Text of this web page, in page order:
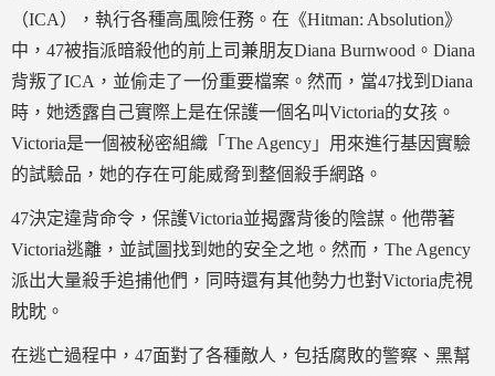
（ICA），執行各種高風險任務。在《Hitman: Absolution》
中，47被指派暗殺他的前上司兼朋友Diana Burnwood。Diana
背叛了ICA，並偷走了一份重要檔案。然而，當47找到Diana
時，她透露自己實際上是在保護一個名叫Victoria的女孩。
Victoria是一個被秘密組織「The Agency」用來進行基因實驗
的試驗品，她的存在可能威脅到整個殺手網路。
47決定違背命令，保護Victoria並揭露背後的陰謀。他帶著
Victoria逃離，並試圖找到她的安全之地。然而，The Agency
派出大量殺手追捕他們，同時還有其他勢力也對Victoria虎視
眈眈。
在逃亡過程中，47面對了各種敵人，包括腐敗的警察、黑幫